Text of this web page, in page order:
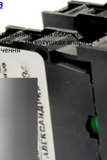
для обмеження
на котушках апарату: *